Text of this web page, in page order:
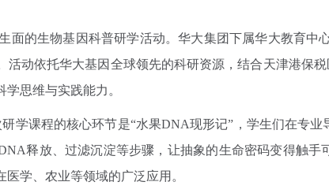
面的生物基因科普研学活动。华大集团下属华大教育中
活动依托华大基因全球领先的科研资源，结合天津港保
思维与实践能力。
课程的核心环节是“水果DNA现形记”，学生们在专
释放、过滤沉淀等步骤，让抽象的生命密码变得触
学、农业等领域的广泛应用。